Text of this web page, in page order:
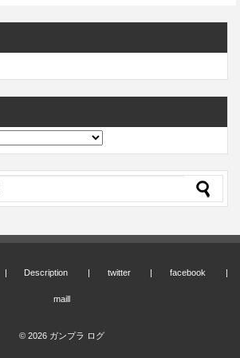
Description twitter facebook
maill
© 2026 ガンプラ ログ